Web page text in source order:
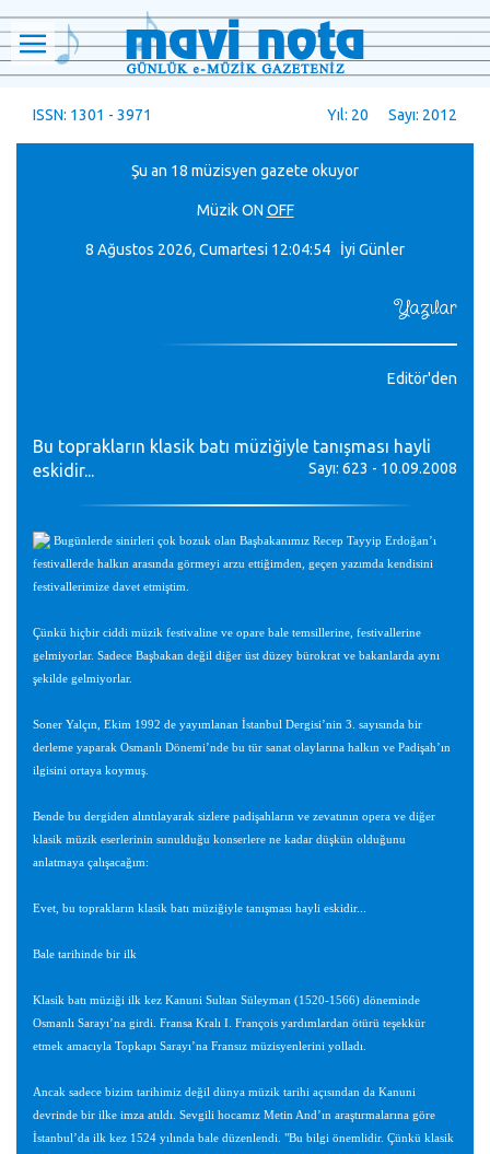
ISSN: 1301 - 3971 Yıl: 20 Sayı: 2012
Şu an 18 müzisyen gazete okuyor
MüzikON OFF
8 Ağustos 2026, Cumartesi 12:04:55 İyi Günler
Yazılar
Editör'den
Bu toprakların klasik batı müziğiyle tanışması hayli
eskidir...
Sayı: 623 - 10.09.2008
Bugünlerde sinirleri çok bozuk olan Başbakanımız Recep Tayyip Erdoğan’ı
festivallerde halkın arasında görmeyi arzu ettiğimden, geçen yazımda kendisini
festivallerimize davet etmiştim.
Çünkü hiçbir ciddi müzik festivaline ve opare bale temsillerine, festivallerine
gelmiyorlar. Sadece Başbakan değil diğer üst düzey bürokrat ve bakanlarda aynı
şekilde gelmiyorlar.
Soner Yalçın, Ekim 1992 de yayımlanan İstanbul Dergisi’nin 3. sayısında bir
derleme yaparak Osmanlı Dönemi’nde bu tür sanat olaylarına halkın ve Padişah’ın
ilgisini ortaya koymuş.
Bende bu dergiden alıntılayarak sizlere padişahların ve zevatının opera ve diğer
klasik müzik eserlerinin sunulduğu konserlere ne kadar düşkün olduğunu
anlatmaya çalışacağım:
Evet, bu toprakların klasik batı müziğiyle tanışması hayli eskidir...
Bale tarihinde bir ilk
Klasik batı müziği ilk kez Kanuni Sultan Süleyman (1520-1566) döneminde
Osmanlı Sarayı’na girdi. Fransa Kralı I. François yardımlardan ötürü teşekkür
etmek amacıyla Topkapı Sarayı’na Fransız müzisyenlerini yolladı.
Ancak sadece bizim tarihimiz değil dünya müzik tarihi açısından da Kanuni
devrinde bir ilke imza atıldı. Sevgili hocamız Metin And’ın araştırmalarına göre
İstanbul’da ilk kez 1524 yılında bale düzenlendi. "Bu bilgi önemlidir. Çünkü klasik